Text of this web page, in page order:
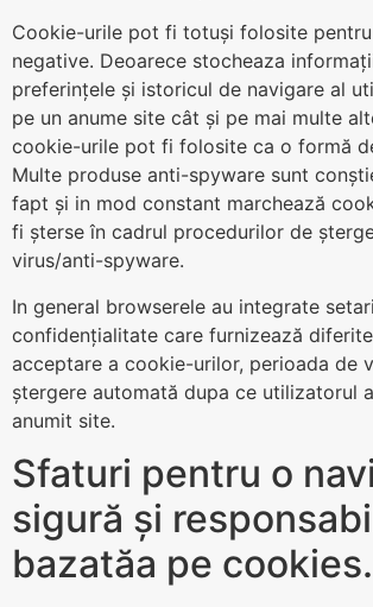
Cookie-urile pot fi totuși folosite
negative. Deoarece stocheaza
preferințele și istoricul de navigare al
pe un anume site cât și pe mai multe
cookie-urile pot fi folosite ca o formă
Multe produse anti-spyware sunt
fapt și in mod constant marchează
fi șterse în cadrul procedurilor de
virus/anti-spyware.
In general browserele au integrate
confidențialitate care furnizează
acceptare a cookie-urilor, perioada de
ștergere automată dupa ce utilizatorul
anumit site.
Sfaturi pentru o
sigură și
bazatăa pe cookies.